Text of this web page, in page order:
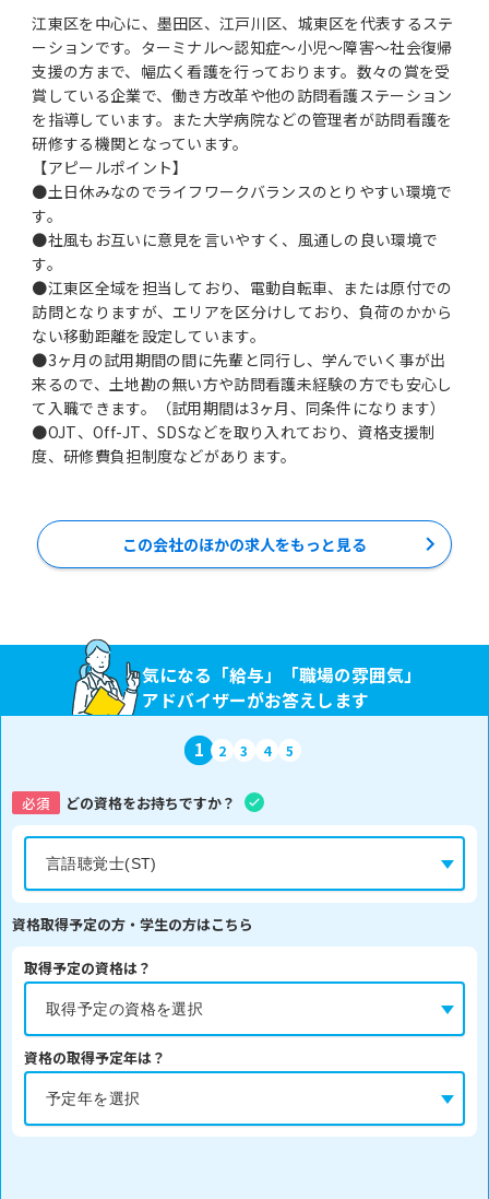
江東区を中心に、墨田区、江戸川区、城東区を代表するステ
ーションです。ターミナル～認知症～小児～障害～社会復帰
支援の方まで、幅広く看護を行っております。数々の賞を受
賞している企業で、働き方改革や他の訪問看護ステーション
を指導しています。また大学病院などの管理者が訪問看護を
研修する機関となっています。
【アピールポイント】
●土日休みなのでライフワークバランスのとりやすい環境で
す。
●社風もお互いに意見を言いやすく、風通しの良い環境で
す。
●江東区全域を担当しており、電動自転車、または原付での
訪問となりますが、エリアを区分けしており、負荷のかから
ない移動距離を設定しています。
●3ヶ月の試用期間の間に先輩と同行し、学んでいく事が出
来るので、土地勘の無い方や訪問看護未経験の方でも安心し
て入職できます。（試用期間は3ヶ月、同条件になります）
●OJT、Off-JT、SDSなどを取り入れており、資格支援制
度、研修費負担制度などがあります。
この会社のほかの求人をもっと見る
気になる「給与」「職場の雰囲気」
アドバイザーがお答えします
1 2 3 4 5
必須 どの資格をお持ちですか？
資格取得予定の方・学生の方はこちら
取得予定の資格は？
資格の取得予定年は？